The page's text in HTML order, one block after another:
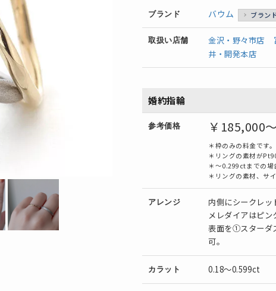
ブランド バウム ブラン
取扱い店舗 金沢・野々市店
井・開発本店
婚約指輪
参考価格 ￥185,000～
＊枠のみの料金です
＊リングの素材が
＊～0.299ctまでの場
＊リングの素材、サ
アレンジ
内側にシークレッ
メレダイアはピン
表面を①スターダ
可。
カラット 0.18～0.599ct